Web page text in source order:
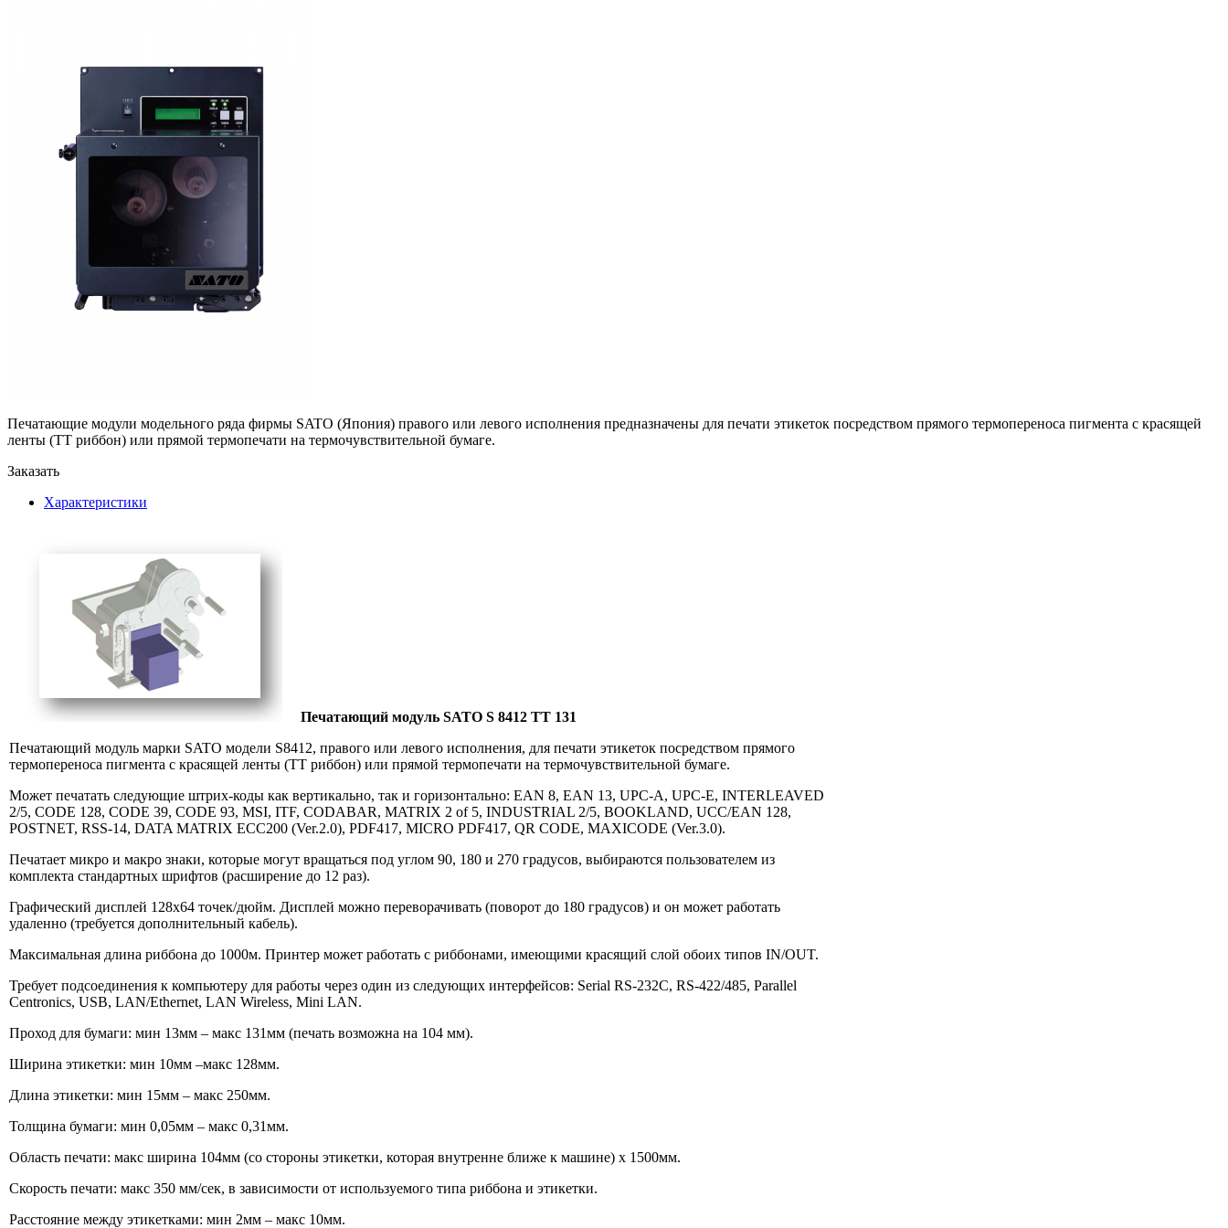
Печатающие модули модельного ряда фирмы SATO (Япония) правого или левого исполнения предназначены для печати этикеток посредством прямого термопереноса пигмента с красящей
ленты (ТТ риббон) или прямой термопечати на термочувствительной бумаге.
Заказать
Характеристики
Печатающий модуль SATO S 8412 TT 131
Печатающий модуль марки SATO модели S8412, правого или левого исполнения, для печати этикеток посредством прямого
термопереноса пигмента с красящей ленты (ТТ риббон) или прямой термопечати на термочувствительной бумаге.
Может печатать следующие штрих-коды как вертикально, так и горизонтально: EAN 8, EAN 13, UPC-A, UPC-E, INTERLEAVED
2/5, CODE 128, CODE 39, CODE 93, MSI, ITF, CODABAR, MATRIX 2 of 5, INDUSTRIAL 2/5, BOOKLAND, UCC/EAN 128,
POSTNET, RSS-14, DATA MATRIX ECC200 (Ver.2.0), PDF417, MICRO PDF417, QR CODE, MAXICODE (Ver.3.0).
Печатает микро и макро знаки, которые могут вращаться под углом 90, 180 и 270 градусов, выбираются пользователем из
комплекта стандартных шрифтов (расширение до 12 раз).
Графический дисплей 128х64 точек/дюйм. Дисплей можно переворачивать (поворот до 180 градусов) и он может работать
удаленно (требуется дополнительный кабель).
Максимальная длина риббона до 1000м. Принтер может работать с риббонами, имеющими красящий слой обоих типов IN/OUT.
Требует подсоединения к компьютеру для работы через один из следующих интерфейсов: Serial RS-232C, RS-422/485, Parallel
Centronics, USB, LAN/Ethernet, LAN Wireless, Mini LAN.
Проход для бумаги: мин 13мм – макс 131мм (печать возможна на 104 мм).
Ширина этикетки: мин 10мм –макс 128мм.
Длина этикетки: мин 15мм – макс 250мм.
Толщина бумаги: мин 0,05мм – макс 0,31мм.
Область печати: макс ширина 104мм (со стороны этикетки, которая внутренне ближе к машине) х 1500мм.
Скорость печати: макс 350 мм/сек, в зависимости от используемого типа риббона и этикетки.
Расстояние между этикетками: мин 2мм – макс 10мм.